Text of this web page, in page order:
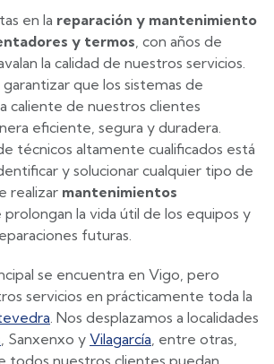
en la reparación y mantenimiento
y termos, con años de
la calidad de nuestros servicios.
que los sistemas de
caliente de nuestros clientes
eficiente, segura y duradera.
técnicos altamente cualificados está
y solucionar cualquier tipo de
realizar mantenimientos
prolongan la vida útil de los equipos y
futuras.
se encuentra en Vigo, pero
servicios en prácticamente toda la
. Nos desplazamos a localidades
, Sanxenxo y Vilagarcía, entre otras,